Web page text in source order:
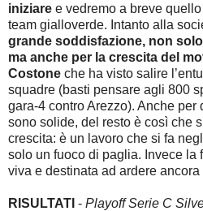
iniziare e vedremo a breve
team gialloverde. Intanto alla
grande soddisfazione, non
ma anche per la crescita del
Costone che ha visto salire
squadre (basti pensare agli 800
gara-4 contro Arezzo). Anche
sono solide, del resto è così che
crescita: è un lavoro che si fa
solo un fuoco di paglia. Invece la
viva e destinata ad ardere
RISULTATI - Playoff Serie C